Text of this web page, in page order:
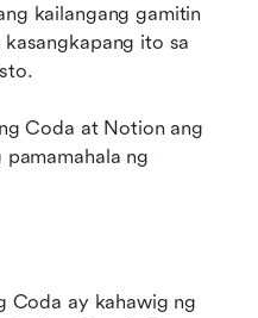
kailangang gamitin
ito sa
Coda at Notion ang
ng
Coda ay kahawig ng